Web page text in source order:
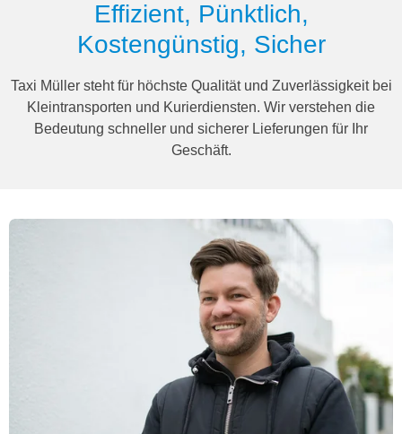
Effizient, Pünktlich,
Kostengünstig, Sicher
Taxi Müller steht für höchste Qualität und Zuverlässigkeit bei
Kleintransporten und Kurierdiensten. Wir verstehen die
Bedeutung schneller und sicherer Lieferungen für Ihr
Geschäft.